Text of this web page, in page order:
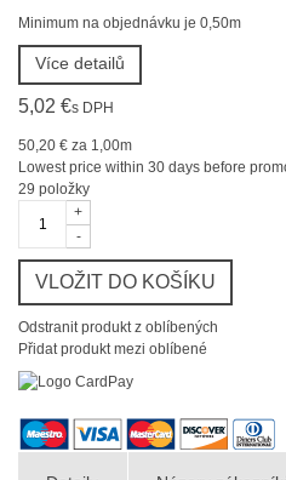
Minimum na objednávku je 0,50m
Více detailů
5,02 €s DPH
50,20 € za 1,00m
Lowest price within 30 days before
29 položky
-
+
VLOŽIT DO KOŠÍKU
Odstranit produkt z oblíbených
Přidat produkt mezi oblíbené